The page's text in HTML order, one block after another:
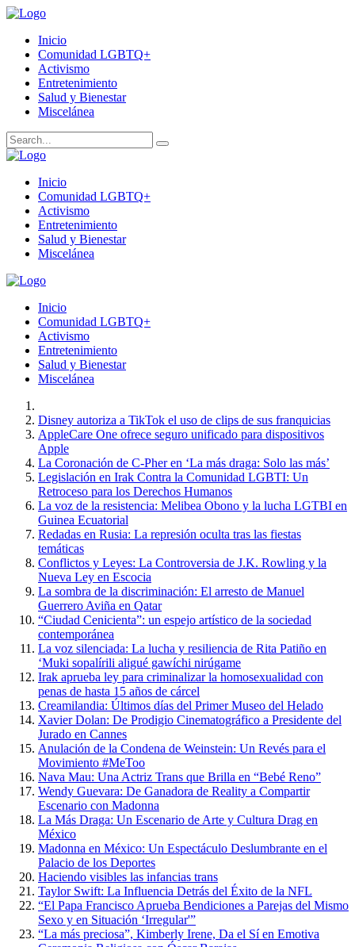
Inicio
Comunidad LGBTQ+
Activismo
Entretenimiento
Salud y Bienestar
Miscelánea
Inicio
Comunidad LGBTQ+
Activismo
Entretenimiento
Salud y Bienestar
Miscelánea
Inicio
Comunidad LGBTQ+
Activismo
Entretenimiento
Salud y Bienestar
Miscelánea
Disney autoriza a TikTok el uso de clips de sus franquicias
AppleCare One ofrece seguro unificado para dispositivos
Apple
La Coronación de C-Pher en ‘La más draga: Solo las más’
Legislación en Irak Contra la Comunidad LGBTI: Un
Retroceso para los Derechos Humanos
La voz de la resistencia: Melibea Obono y la lucha LGTBI en
Guinea Ecuatorial
Redadas en Rusia: La represión oculta tras las fiestas
temáticas
Conflictos y Leyes: La Controversia de J.K. Rowling y la
Nueva Ley en Escocia
La sombra de la discriminación: El arresto de Manuel
Guerrero Aviña en Qatar
“Ciudad Cenicienta”: un espejo artístico de la sociedad
contemporánea
La voz silenciada: La lucha y resiliencia de Rita Patiño en
‘Muki sopalírili aligué gawíchi nirúgame
Irak aprueba ley para criminalizar la homosexualidad con
penas de hasta 15 años de cárcel
Creamilandia: Últimos días del Primer Museo del Helado
Xavier Dolan: De Prodigio Cinematográfico a Presidente del
Jurado en Cannes
Anulación de la Condena de Weinstein: Un Revés para el
Movimiento #MeToo
Nava Mau: Una Actriz Trans que Brilla en “Bebé Reno”
Wendy Guevara: De Ganadora de Reality a Compartir
Escenario con Madonna
La Más Draga: Un Escenario de Arte y Cultura Drag en
México
Madonna en México: Un Espectáculo Deslumbrante en el
Palacio de los Deportes
Haciendo visibles las infancias trans
Taylor Swift: La Influencia Detrás del Éxito de la NFL
“El Papa Francisco Aprueba Bendiciones a Parejas del Mismo
Sexo y en Situación ‘Irregular'”
“La más preciosa”, Kimberly Irene, Da el Sí en Emotiva